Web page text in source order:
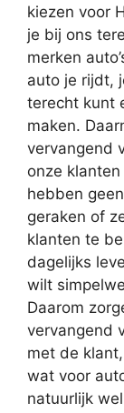
kiezen voor
je bij ons
merken
auto je rijdt,
terecht kunt
maken.
vervangend
onze
hebben
geraken of
klanten te
dagelijks
wilt
Daarom
vervangend
met de
wat voor
natuurlijk